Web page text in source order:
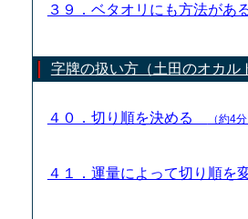
３９．ベタオリにも方法があ
字牌の扱い方（土田のオカル
４０．切り順を決める （約4分
４１．運量によって切り順を